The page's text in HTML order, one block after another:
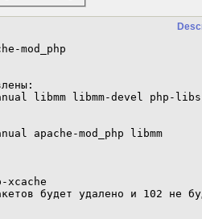
mod_php
будет удалено и 102 не